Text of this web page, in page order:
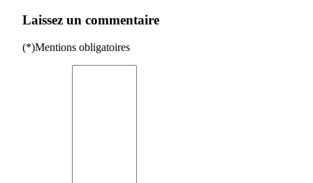
Laissez un commentaire
(*)Mentions obligatoires